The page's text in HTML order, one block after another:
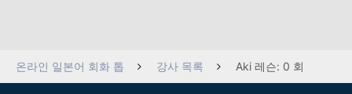
온라인 일본어 회화 톱 강사 목록 Aki 레슨: 0 회